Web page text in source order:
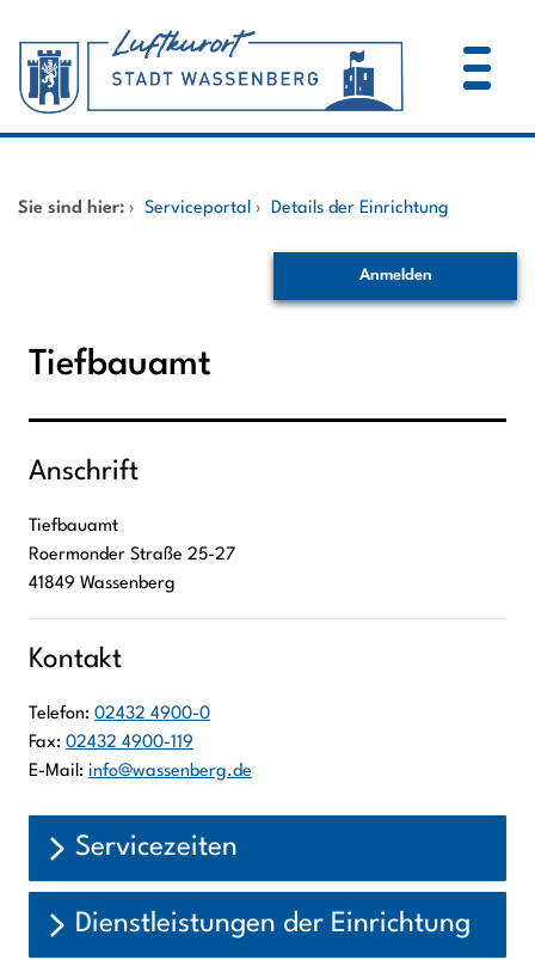
Dienstleistungen A-Z
Sie sind hier: › Serviceportal › Details der Einrichtung
Anmelden
Tiefbauamt
Anschrift
Tiefbauamt
Roermonder Straße 25-27
41849 Wassenberg
Kontakt
Telefon: 02432 4900-0
Fax: 02432 4900-119
E-Mail: info@wassenberg.de
Servicezeiten
Dienstleistungen der Einrichtung